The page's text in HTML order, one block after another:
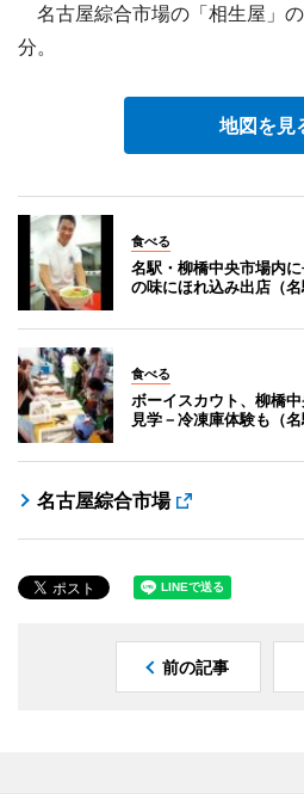
名古屋綜合市場の「相生屋」
分。
地図を見
食べる
名駅・柳橋中央市場内
の味にほれ込み出店（名
食べる
ボーイスカウト、柳橋
見学－冷凍庫体験も（名
名古屋綜合市場
前の記事